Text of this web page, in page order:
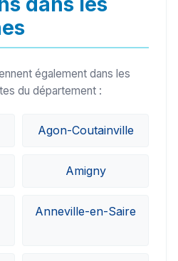
également dans les
du département :
Agon-Coutainville
Amigny
Anneville-en-Saire